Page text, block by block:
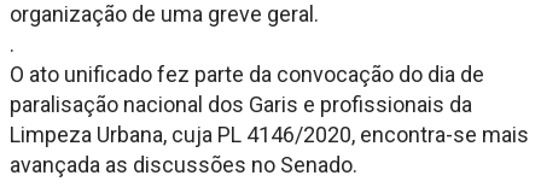
organização de uma greve geral.
.
O ato unificado fez parte da convocação do dia de
paralisação nacional dos Garis e profissionais da
Limpeza Urbana, cuja PL 4146/2020, encontra-se mais
avançada as discussões no Senado.